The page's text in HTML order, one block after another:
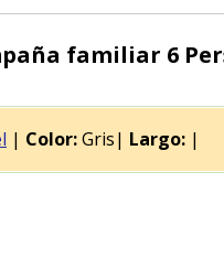
familiar 6
| Color:Gris| Largo: |